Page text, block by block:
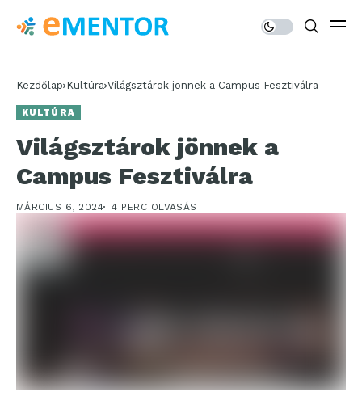
Kezdőlap Kultúra Világsztárok jönnek a Campus Fesztiválra
KULTÚRA
Világsztárok jönnek a
Campus Fesztiválra
MÁRCIUS 6, 2024 4 PERC OLVASÁS